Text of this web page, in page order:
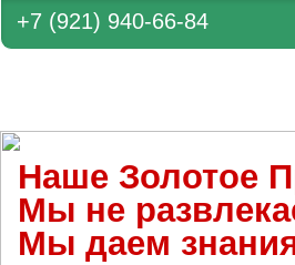
+7 (921) 940-66-84
Наше Золотое
Мы не
Мы даем